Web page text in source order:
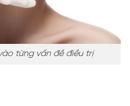
từng vấn đề điều trị